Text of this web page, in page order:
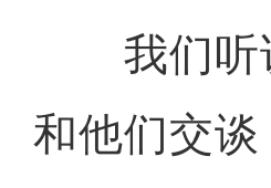
我们听说
和他们交